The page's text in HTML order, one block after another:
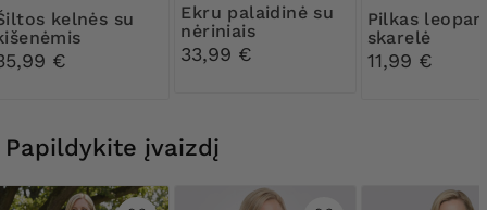
su
€
Ekru palaidinė su
nėriniais
33,99 €
Pilkas leopardo
skarelė
11,99 €
Papildykite įvaizdį